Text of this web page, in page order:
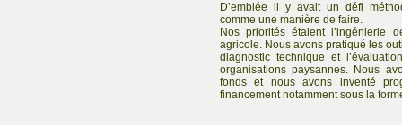
D’emblée il y avait un défi
comme une manière de faire.
Nos priorités étaient l’ingénierie
agricole. Nous avons pratiqué les
diagnostic technique et
organisations paysannes. Nous
fonds et nous avons inventé
financement notamment sous la